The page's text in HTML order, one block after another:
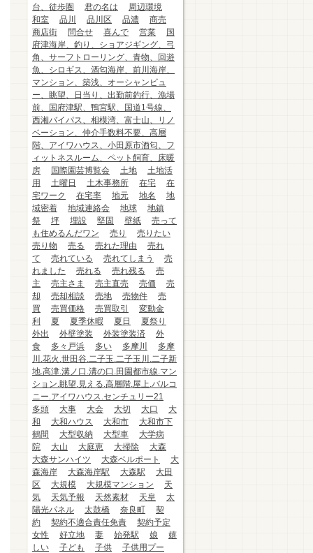
台、徒歩圏
君の名は
周辺環境
和室
品川 品川区 品濃
商売
商店街
問合せ 喜んで 営業
国
府津海岸、釣り、ショアジギング、弓
角、サーフトローリング、青物、回遊
魚、シロギス、酒匂海岸、前川海岸、
マンション、築浅、オーシャンビュ
ー、眺望、日当り、出勤前釣行、漁場
前、国府津駅、鴨宮駅、国道1号線、
西湘バイパス、相模湾、富士山、リノ
ベーション、仲介手数料不要、高層
階、アイワハウス、小田原市酒匂、フ
ィットネスルーム、ペット飼育、床暖
房
国際園芸博覧会 土地
土地活
用
土曜日 土木事務所 在宅
在
宅ワーク
在宅率 地元 地名
地
域密着
地域連絡会 地球
地鎮
祭
坪 埋設 堅固 壁紙
売って
も住めるんだワン
売り
売りたい
売り物
売る 売れた理由
売れ
て
売れている 売れてしまう
売
れました
売れる 売れ残る
売
主
売主さま 売主直売 売価
売
却
売却相談 売地 売物件
売
買
売買価格 売買取引
変動金
利
夏 夏季休暇 夏日
夏祭り
外出
外壁塗装 外装塗装済
外
食
多々戸浜 多い 多摩川
多摩
川.花火.世田谷.二子玉.二子玉川.二子新
地.高津.溝ノ口.溝の口.田園都市線.マン
ション.眺望.見える.高層階.屋上.バルコ
ニー.アイワハウス.センチュリー21
多頭
大事 大会 大切 大口
大
和
大和ハウス 大和市
大和市下
鶴間
大型収納 大型車
大学病
院
大山 大庭恵 大掃除
大森
大森サンハイツ
大森ベルポート
大
森海岸
大森海岸駅 大森駅
大田
区
大規模 大規模マンション
天
気
天気予報 天然素材 天皇
太
陽光パネル
太鼓橋 奈良町
契
約
契約不適合責任免責
契約予定
女性
好立地 妻 始発駅 娘
嬉
しい
子ども 子供
子供用プー